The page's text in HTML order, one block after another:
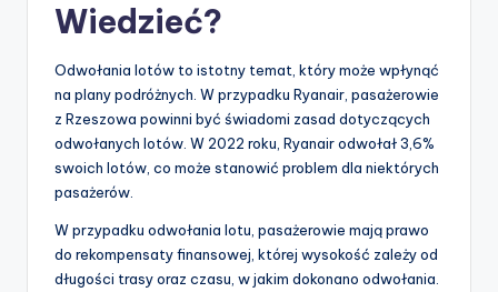
Wiedzieć?
Odwołania lotów to istotny temat, który może wpłynąć
na plany podróżnych. W przypadku Ryanair, pasażerowie
z Rzeszowa powinni być świadomi zasad dotyczących
odwołanych lotów. W 2022 roku, Ryanair odwołał 3,6%
swoich lotów, co może stanowić problem dla niektórych
pasażerów.
W przypadku odwołania lotu, pasażerowie mają prawo
do rekompensaty finansowej, której wysokość zależy od
długości trasy oraz czasu, w jakim dokonano odwołania.